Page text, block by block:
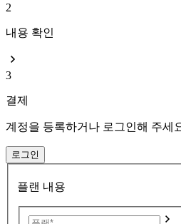
2
내용 확인
3
결제
계정을 등록하거나 로그인해 주세
로그인
플랜 내용